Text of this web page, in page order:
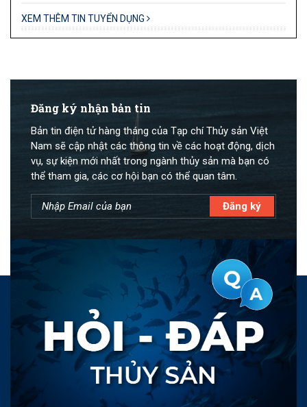
XEM THÊM TIN TUYỂN DỤNG
Đăng ký nhận bản tin
Bản tin điện tử hàng tháng của Tạp chí Thủy sản Việt
Nam sẽ cập nhật các thông tin về các hoạt động, dịch
vụ, sự kiện mới nhất trong ngành thủy sản mà bạn có
thể tham gia, các cơ hội bạn có thể quan tâm.